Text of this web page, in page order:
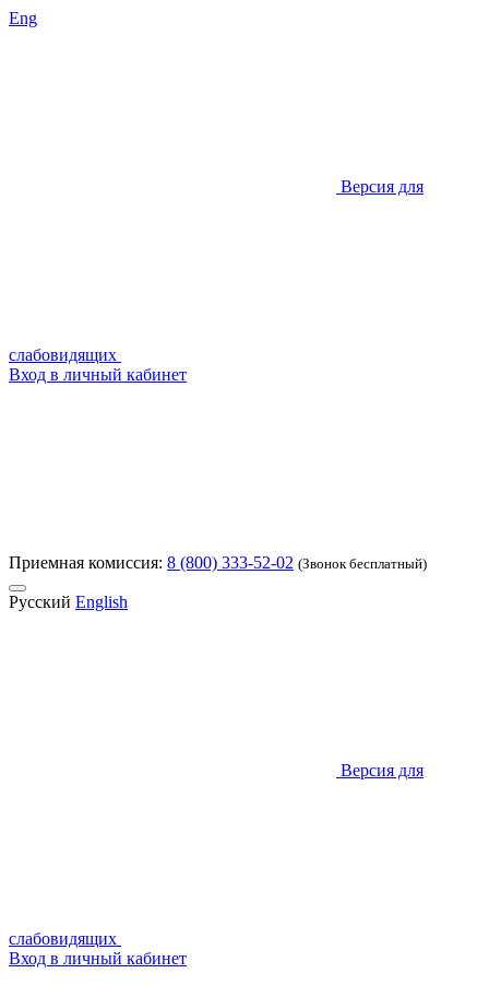
Eng
Версия для
слабовидящих
Вход в личный кабинет
Приемная комиссия: 8 (800) 333-52-02 (Звонок бесплатный)
Русский English
Версия для
слабовидящих
Вход в личный кабинет